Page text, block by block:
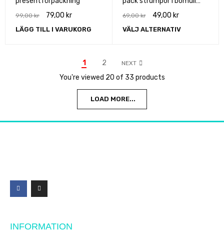
99,00kr 79,00 kr
LÄGG TILL I VARUKORG
unisex (Svart)
69,00kr 49,00 kr
VÄLJ ALTERNATIV
1 2 NEXT
You're viewed 20 of 33 products
LOAD MORE...
INFORMATION